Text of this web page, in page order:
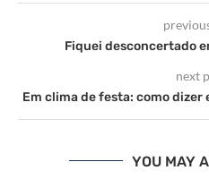
Fiquei desconcertado
next
Em clima de festa: como dizer
YOU MAY